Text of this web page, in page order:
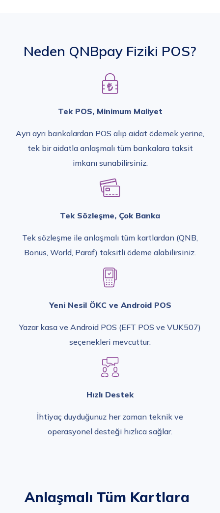
Neden QNBpay Fiziki POS?
Tek POS, Minimum Maliyet
Ayrı ayrı bankalardan POS alıp aidat ödemek yerine,
tek bir aidatla anlaşmalı tüm bankalara taksit
imkanı sunabilirsiniz.
Tek Sözleşme, Çok Banka
Tek sözleşme ile anlaşmalı tüm kartlardan (QNB,
Bonus, World, Paraf) taksitli ödeme alabilirsiniz.
Yeni Nesil ÖKC ve Android POS
Yazar kasa ve Android POS (EFT POS ve VUK507)
seçenekleri mevcuttur.
Hızlı Destek
İhtiyaç duyduğunuz her zaman teknik ve
operasyonel desteği hızlıca sağlar.
Anlaşmalı Tüm Kartlara